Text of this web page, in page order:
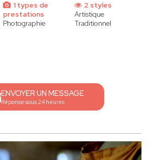
1 types de
prestations
Photographie
2 styles
Artistique
Traditionnel
ENVOYER UN MESSAGE
Réponse sous 24 heures